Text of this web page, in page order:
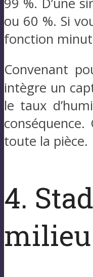
ou 60 %. Si
fonction
Convenant
intègre un
le taux
toute la pièce.
4.